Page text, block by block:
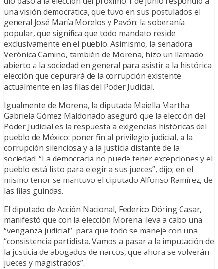
una visión democrática, que tuvo en sus postulados el
general José María Morelos y Pavón: la soberanía
popular, que significa que todo mandato reside
exclusivamente en el pueblo. Asimismo, la senadora
Verónica Camino, también de Morena, hizo un llamado
abierto a la sociedad en general para asistir a la histórica
elección que depurará de la corrupción existente
actualmente en las filas del Poder Judicial.
Igualmente de Morena, la diputada Maiella Martha
Gabriela Gómez Maldonado aseguró que la elección del
Poder Judicial es la respuesta a exigencias históricas del
pueblo de México: poner fin al privilegio judicial, a la
corrupción silenciosa y a la justicia distante de la
sociedad. “La democracia no puede tener excepciones y el
pueblo está listo para elegir a sus jueces”, dijo; en el
mismo tenor se mantuvo el diputado Alfonso Ramírez, de
las filas guindas.
El diputado de Acción Nacional, Federico Döring Casar,
manifestó que con la elección Morena lleva a cabo una
“venganza judicial”, para que todo se maneje con una
“consistencia partidista. Vamos a pasar a la imputación de
la justicia de abogados de narcos, que ahora se volverán
jueces y magistrados”.